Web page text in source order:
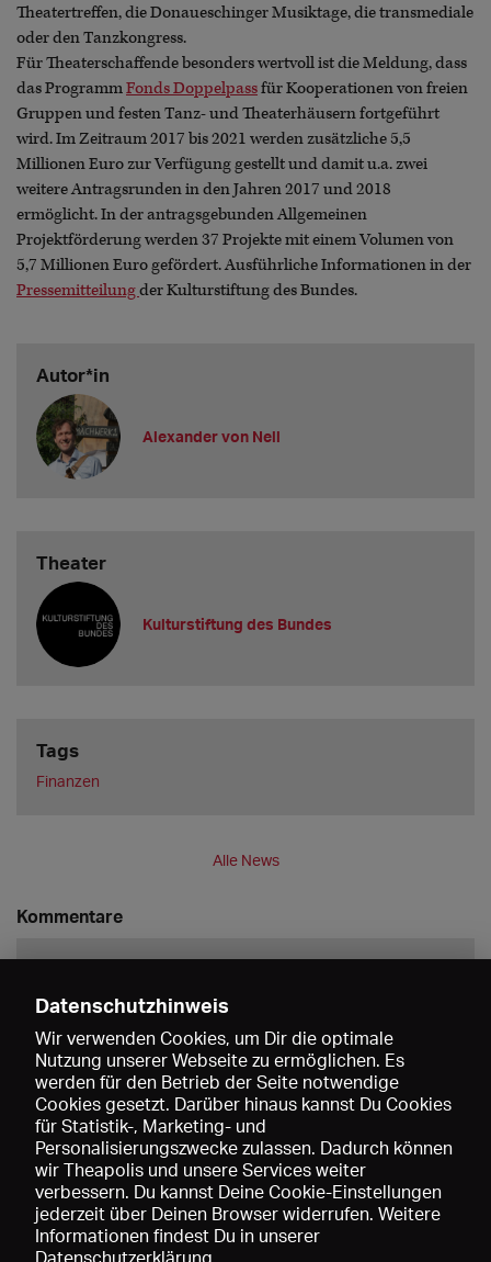
Theatertreffen, die Donaueschinger Musiktage, die transmediale
oder den Tanzkongress.
Für Theaterschaffende besonders wertvoll ist die Meldung, dass
das ProgrammFonds Doppelpassfür Kooperationen von freien
Gruppen und festen Tanz- und Theaterhäusern fortgeführt
wird. Im Zeitraum 2017 bis 2021 werden zusätzliche 5,5
Millionen Euro zur Verfügung gestellt und damit u.a. zwei
weitere Antragsrunden in den Jahren 2017 und 2018
ermöglicht. In der antragsgebunden Allgemeinen
Projektförderung werden 37 Projekte mit einem Volumen von
5,7 Millionen Euro gefördert. Ausführliche Informationen in der
Pressemitteilungder Kulturstiftung des Bundes.
Autor*in
Alexander von Nell
Theater
Kulturstiftung des Bundes
Tags
Finanzen
Alle News
Kommentare
Speichern
Datenschutzhinweis
Wir verwenden Cookies, um Dir die optimale
Nutzung unserer Webseite zu ermöglichen. Es
werden für den Betrieb der Seite notwendige
Cookies gesetzt. Darüber hinaus kannst Du Cookies
für Statistik-, Marketing- und
Personalisierungszwecke zulassen. Dadurch können
wir Theapolis und unsere Services weiter
verbessern. Du kannst Deine Cookie-Einstellungen
jederzeit über Deinen Browser widerrufen. Weitere
Informationen findest Du in unserer
Datenschutzerklärung